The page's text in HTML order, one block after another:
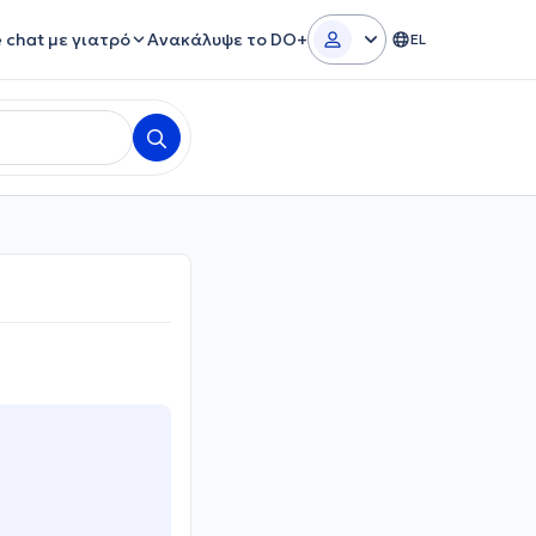
chat με γιατρό Ανακάλυψε το DO+ EL